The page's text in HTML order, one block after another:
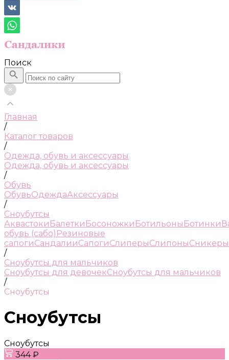
Поиск
Главная
/
Каталог товаров
/
Одежда, обувь и аксессуары
Одежда, обувь и аксессуары
/
Обувь
ОбувьОдеждаАксессуары
/
Сноубутсы
Аквастоки Балетки Босоножки Ботильоны Ботинки
обувь (сабо) Резиновые
сапогиСандалииСапогиСлиперыСлипоныСникеры
/
Сноубутсы для мальчиков
Сноубутсы для девочекСноубутсы для мальчиков
/
Сноубутсы
Сноубутсы
Сноубутсы
344 ₽